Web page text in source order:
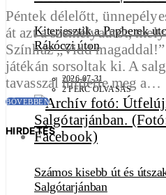
Kiterjesztik a Papberek
Rákóczi úton
2026-07-31
2 PERC OLVASÁS
Számos kisebb út és
Salgótarjánban
Péntek délelőtt,
át azt a személyautót,
Színház „Vidd
játékán sorsoltak ki. A
tavasszal hirdette meg a…
BŐVEBBEN
HIRDETÉS